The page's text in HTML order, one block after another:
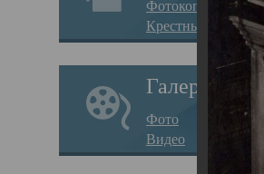
Фотокопии дел
Крестные ходы
Галерея
Фото
Видео